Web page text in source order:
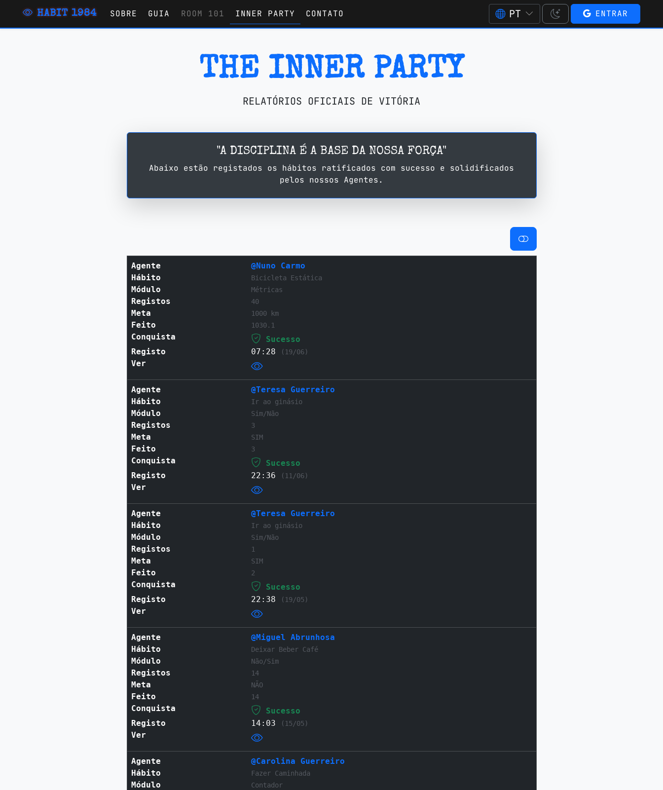
HABIT 1984 SOBRE GUIA ROOM 101 INNER PARTY CONTATO PT ENTRAR
THE INNER PARTY
RELATÓRIOS OFICIAIS DE VITÓRIA
"A DISCIPLINA É A BASE DA NOSSA FORÇA"
Abaixo estão registados os hábitos ratificados com sucesso e solidificados
pelos nossos Agentes.
Agente
@Nuno Carmo
Hábito
Bicicleta Estática
Módulo Métricas
Registos 40
Meta 1000 km
Feito 1030.1
Conquista
Sucesso
Registo
07:28 (19/06)
Ver
Agente
@Teresa Guerreiro
Hábito
Ir ao ginásio
Módulo Sim/Não
Registos 3
Meta SIM
Feito 3
Conquista
Sucesso
Registo
22:36 (11/06)
Ver
Agente
@Teresa Guerreiro
Hábito
Ir ao ginásio
Módulo Sim/Não
Registos 1
Meta SIM
Feito 2
Conquista
Sucesso
Registo
22:38 (19/05)
Ver
Agente
@Miguel Abrunhosa
Hábito
Deixar Beber Café
Módulo Não/Sim
Registos 14
Meta NÃO
Feito 14
Conquista
Sucesso
Registo
14:03 (15/05)
Ver
Agente
@Carolina Guerreiro
Hábito
Fazer Caminhada
Módulo Contador